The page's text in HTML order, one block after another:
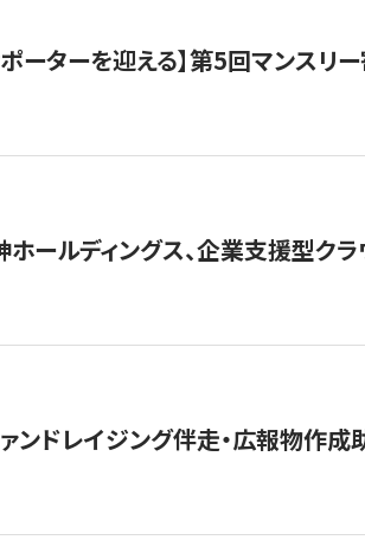
ーターを迎える】​​第5回マンスリ
ールディングス、企業支援型クラ
ンドレイジング伴走・広報物作成